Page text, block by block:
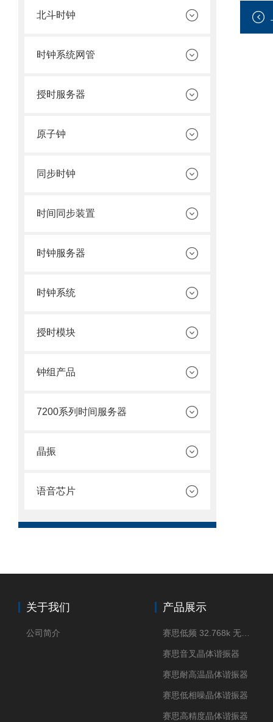
北斗时钟
时钟系统网管
授时服务器
原子钟
同步时钟
时间同步装置
时钟服务器
时钟系统
授时模块
钟组产品
7200系列时间服务器
晶振
语音芯片
关于我们
公司简介
产品展示
赛思音叉晶体谐振器
赛思耐高温晶体谐振器
赛思低相噪晶体谐振器
赛思高精度晶体谐振器